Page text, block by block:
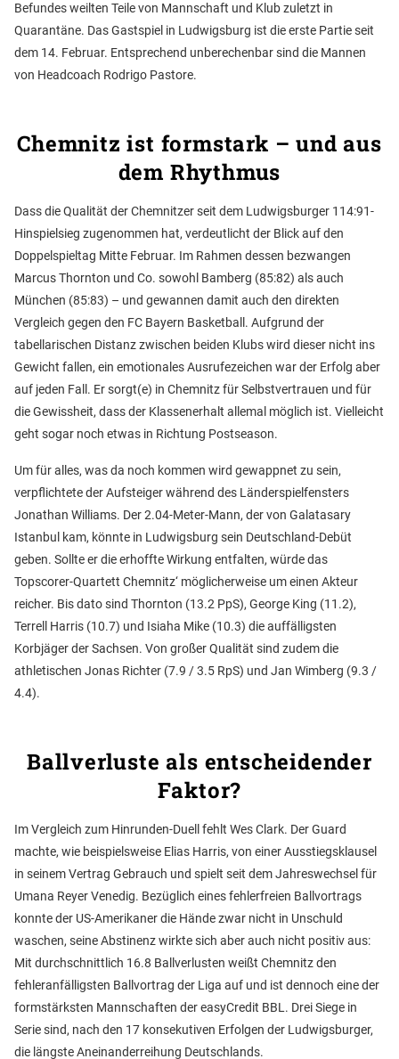
Befundes weilten Teile von Mannschaft und Klub zuletzt in
Quarantäne. Das Gastspiel in Ludwigsburg ist die erste Partie seit
dem 14. Februar. Entsprechend unberechenbar sind die Mannen
von Headcoach Rodrigo Pastore.
Chemnitz ist formstark – und aus
dem Rhythmus
Dass die Qualität der Chemnitzer seit dem Ludwigsburger 114:91-
Hinspielsieg zugenommen hat, verdeutlicht der Blick auf den
Doppelspieltag Mitte Februar. Im Rahmen dessen bezwangen
Marcus Thornton und Co. sowohl Bamberg (85:82) als auch
München (85:83) – und gewannen damit auch den direkten
Vergleich gegen den FC Bayern Basketball. Aufgrund der
tabellarischen Distanz zwischen beiden Klubs wird dieser nicht ins
Gewicht fallen, ein emotionales Ausrufezeichen war der Erfolg aber
auf jeden Fall. Er sorgt(e) in Chemnitz für Selbstvertrauen und für
die Gewissheit, dass der Klassenerhalt allemal möglich ist. Vielleicht
geht sogar noch etwas in Richtung Postseason.
Um für alles, was da noch kommen wird gewappnet zu sein,
verpflichtete der Aufsteiger während des Länderspielfensters
Jonathan Williams. Der 2.04-Meter-Mann, der von Galatasary
Istanbul kam, könnte in Ludwigsburg sein Deutschland-Debüt
geben. Sollte er die erhoffte Wirkung entfalten, würde das
Topscorer-Quartett Chemnitz‘ möglicherweise um einen Akteur
reicher. Bis dato sind Thornton (13.2 PpS), George King (11.2),
Terrell Harris (10.7) und Isiaha Mike (10.3) die auffälligsten
Korbjäger der Sachsen. Von großer Qualität sind zudem die
athletischen Jonas Richter (7.9 / 3.5 RpS) und Jan Wimberg (9.3 /
4.4).
Ballverluste als entscheidender
Faktor?
Im Vergleich zum Hinrunden-Duell fehlt Wes Clark. Der Guard
machte, wie beispielsweise Elias Harris, von einer Ausstiegsklausel
in seinem Vertrag Gebrauch und spielt seit dem Jahreswechsel für
Umana Reyer Venedig. Bezüglich eines fehlerfreien Ballvortrags
konnte der US-Amerikaner die Hände zwar nicht in Unschuld
waschen, seine Abstinenz wirkte sich aber auch nicht positiv aus:
Mit durchschnittlich 16.8 Ballverlusten weißt Chemnitz den
fehleranfälligsten Ballvortrag der Liga auf und ist dennoch eine der
formstärksten Mannschaften der easyCredit BBL. Drei Siege in
Serie sind, nach den 17 konsekutiven Erfolgen der Ludwigsburger,
die längste Aneinanderreihung Deutschlands.